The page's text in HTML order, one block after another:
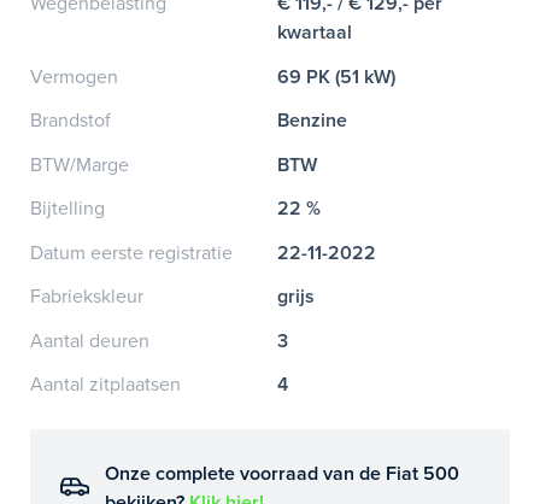
kwartaal
Vermogen
69 PK (51 kW)
Brandstof
Benzine
BTW/Marge
BTW
Bijtelling
22 %
Datum eerste registratie
22-11-2022
Fabriekskleur
grijs
Aantal deuren
3
Aantal zitplaatsen
4
Onze complete voorraad van de Fiat 500